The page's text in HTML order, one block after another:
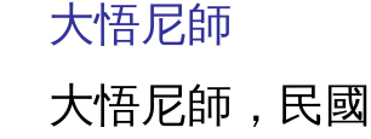
大悟尼師
大悟尼師，民